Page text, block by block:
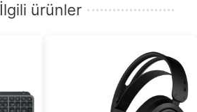
İlgili ürünler